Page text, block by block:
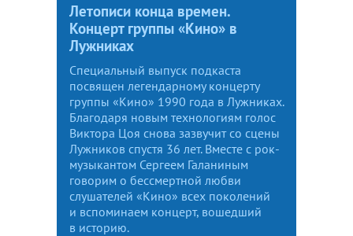
Летописи конца времен.
Концерт группы «Кино» в
Лужниках
Специальный выпуск подкаста
посвящен легендарному концерту
группы «Кино» 1990 года в Лужниках.
Благодаря новым технологиям голос
Виктора Цоя снова зазвучит со сцены
Лужников спустя 36 лет. Вместе с рок-
музыкантом Сергеем Галаниным
говорим о бессмертной любви
слушателей «Кино» всех поколений
и вспоминаем концерт, вошедший
в историю.